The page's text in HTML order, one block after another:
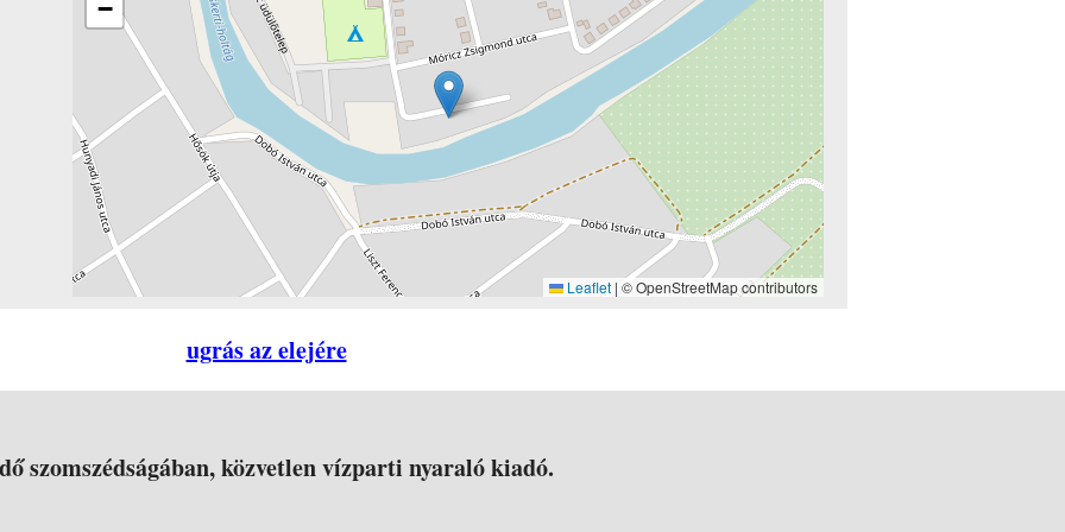
−
Leaflet | © OpenStreetMap contributors
ugrás az elejére
szomszédságában, közvetlen vízparti nyaraló kiadó.